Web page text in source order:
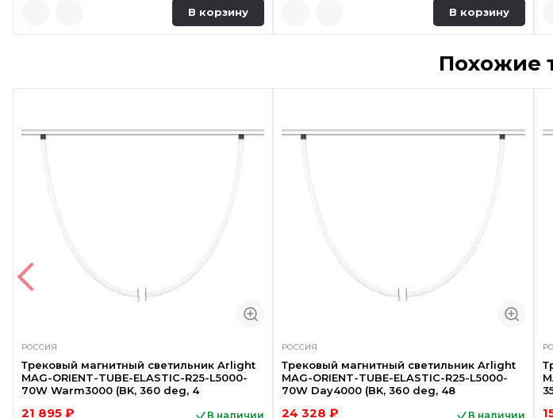
В корзину В корзину
Похожие
РОССИЯ
Трековый магнитный светильник Arlight
MAG-ORIENT-TUBE-ELASTIC-R25-L5000-
70W Warm3000 (BK, 360 deg, 4
21 895 ₽ В наличии
РОССИЯ
Трековый магнитный светильник Arlight
MAG-ORIENT-TUBE-ELASTIC-R25-L5000-
70W Day4000 (BK, 360 deg, 48
24 328 ₽ В наличии